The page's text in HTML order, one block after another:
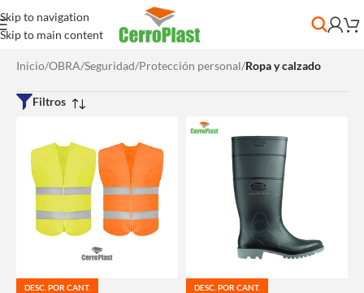
Skip to navigation
Skip to main content
Inicio/OBRA/Seguridad/Protección personal/Ropa y calzado
Filtros
DESC. POR CANT. DESC. POR CANT.